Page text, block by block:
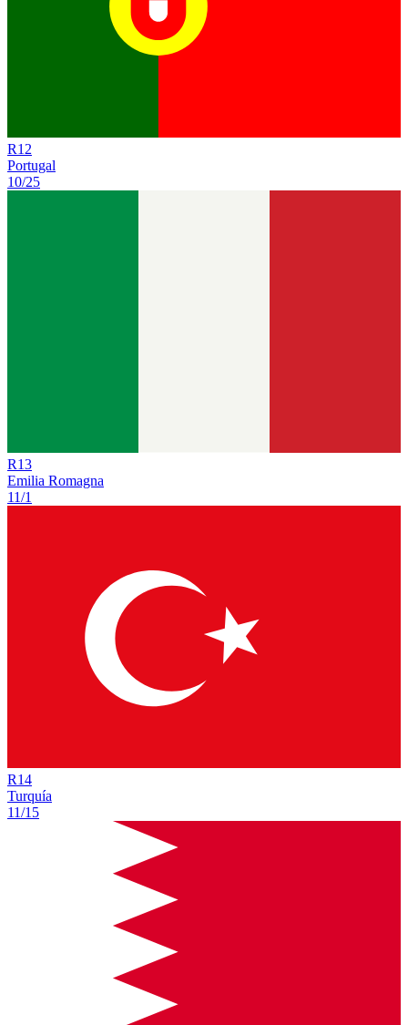
R12
Portugal
10/25
R13
Emilia Romagna
11/1
R14
Turquía
11/15